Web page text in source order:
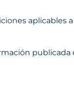
aplicables